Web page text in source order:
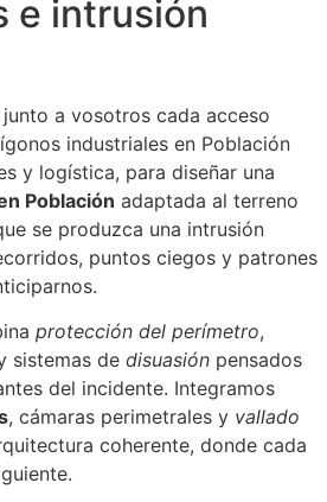
e intrusión
junto a vosotros cada acceso
industriales en Población
y logística, para diseñar una
Población adaptada al terreno
se produzca una intrusión
puntos ciegos y patrones
protección del perímetro,
sistemas de disuasión pensados
del incidente. Integramos
, cámaras perimetrales y vallado
coherente, donde cada